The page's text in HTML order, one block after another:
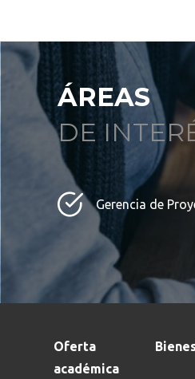
ÁREAS
DE
Gerencia de
Oferta
académica